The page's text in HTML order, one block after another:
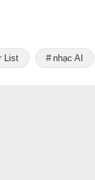
List nhạc AI